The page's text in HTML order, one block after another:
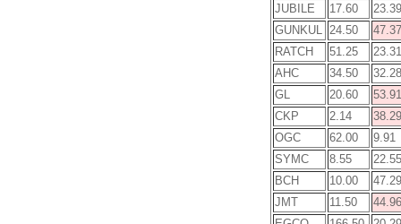
JUBILE
17.60
23.39
GUNKUL
24.50
47.37
RATCH
51.25
23.31
AHC
34.50
32.28
GL
20.60
53.91
CKP
2.14
38.29
OGC
62.00
9.91
SYMC
8.55
22.55
BCH
10.00
47.29
JMT
11.50
44.96